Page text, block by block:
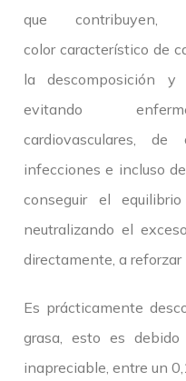
que
color característico de
la descomposición
evitando
cardiovasculares, de
infecciones e incluso
conseguir el
neutralizando el
directamente, a reforzar
Es prácticamente
grasa, esto es
inapreciable, entre un